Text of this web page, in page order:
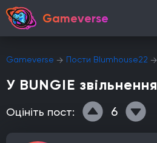
Gameverse
Gameverse Пости Blumhouse22
У BUNGIE звільнення
Оцініть пост: 6